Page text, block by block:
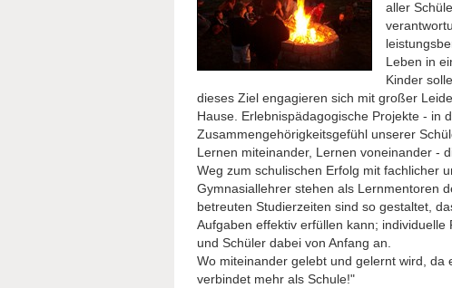
aller
Leben in
Kinder
dieses Ziel engagieren sich mit großer
Hause. Erlebnispädagogische Projekte - in
Zusammengehörigkeitsgefühl unserer
Lernen miteinander, Lernen voneinander -
Weg zum schulischen Erfolg mit fachlicher
Gymnasiallehrer stehen als Lernmentoren
betreuten Studierzeiten sind so gestaltet,
Aufgaben effektiv erfüllen kann;
und Schüler dabei von Anfang an.
Wo miteinander gelebt und gelernt wird,
verbindet mehr als Schule!"